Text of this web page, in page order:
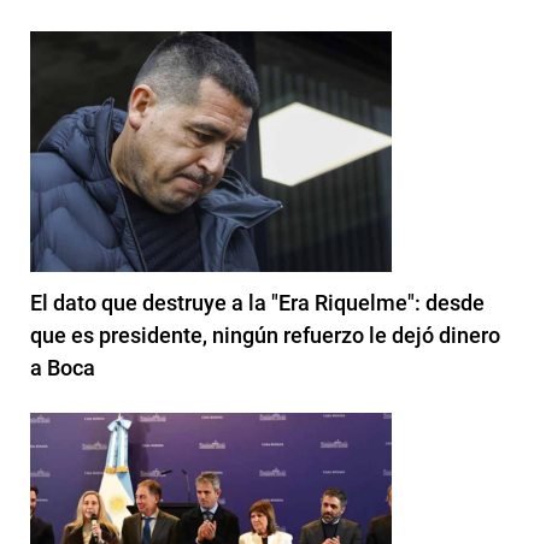
El dato que destruye a la "Era Riquelme": desde
que es presidente, ningún refuerzo le dejó dinero
a Boca